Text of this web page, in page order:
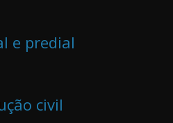
e predial
civil